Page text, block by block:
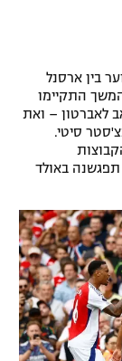
בפרמיירליג יצא לדרך עם 1:1 סוער בין ארסנל
התקיימו
לאברטון – ואת
סיטי.
תפגשנה באולד